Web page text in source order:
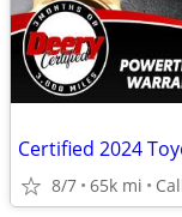
Certified 2024
8/7 65k mi